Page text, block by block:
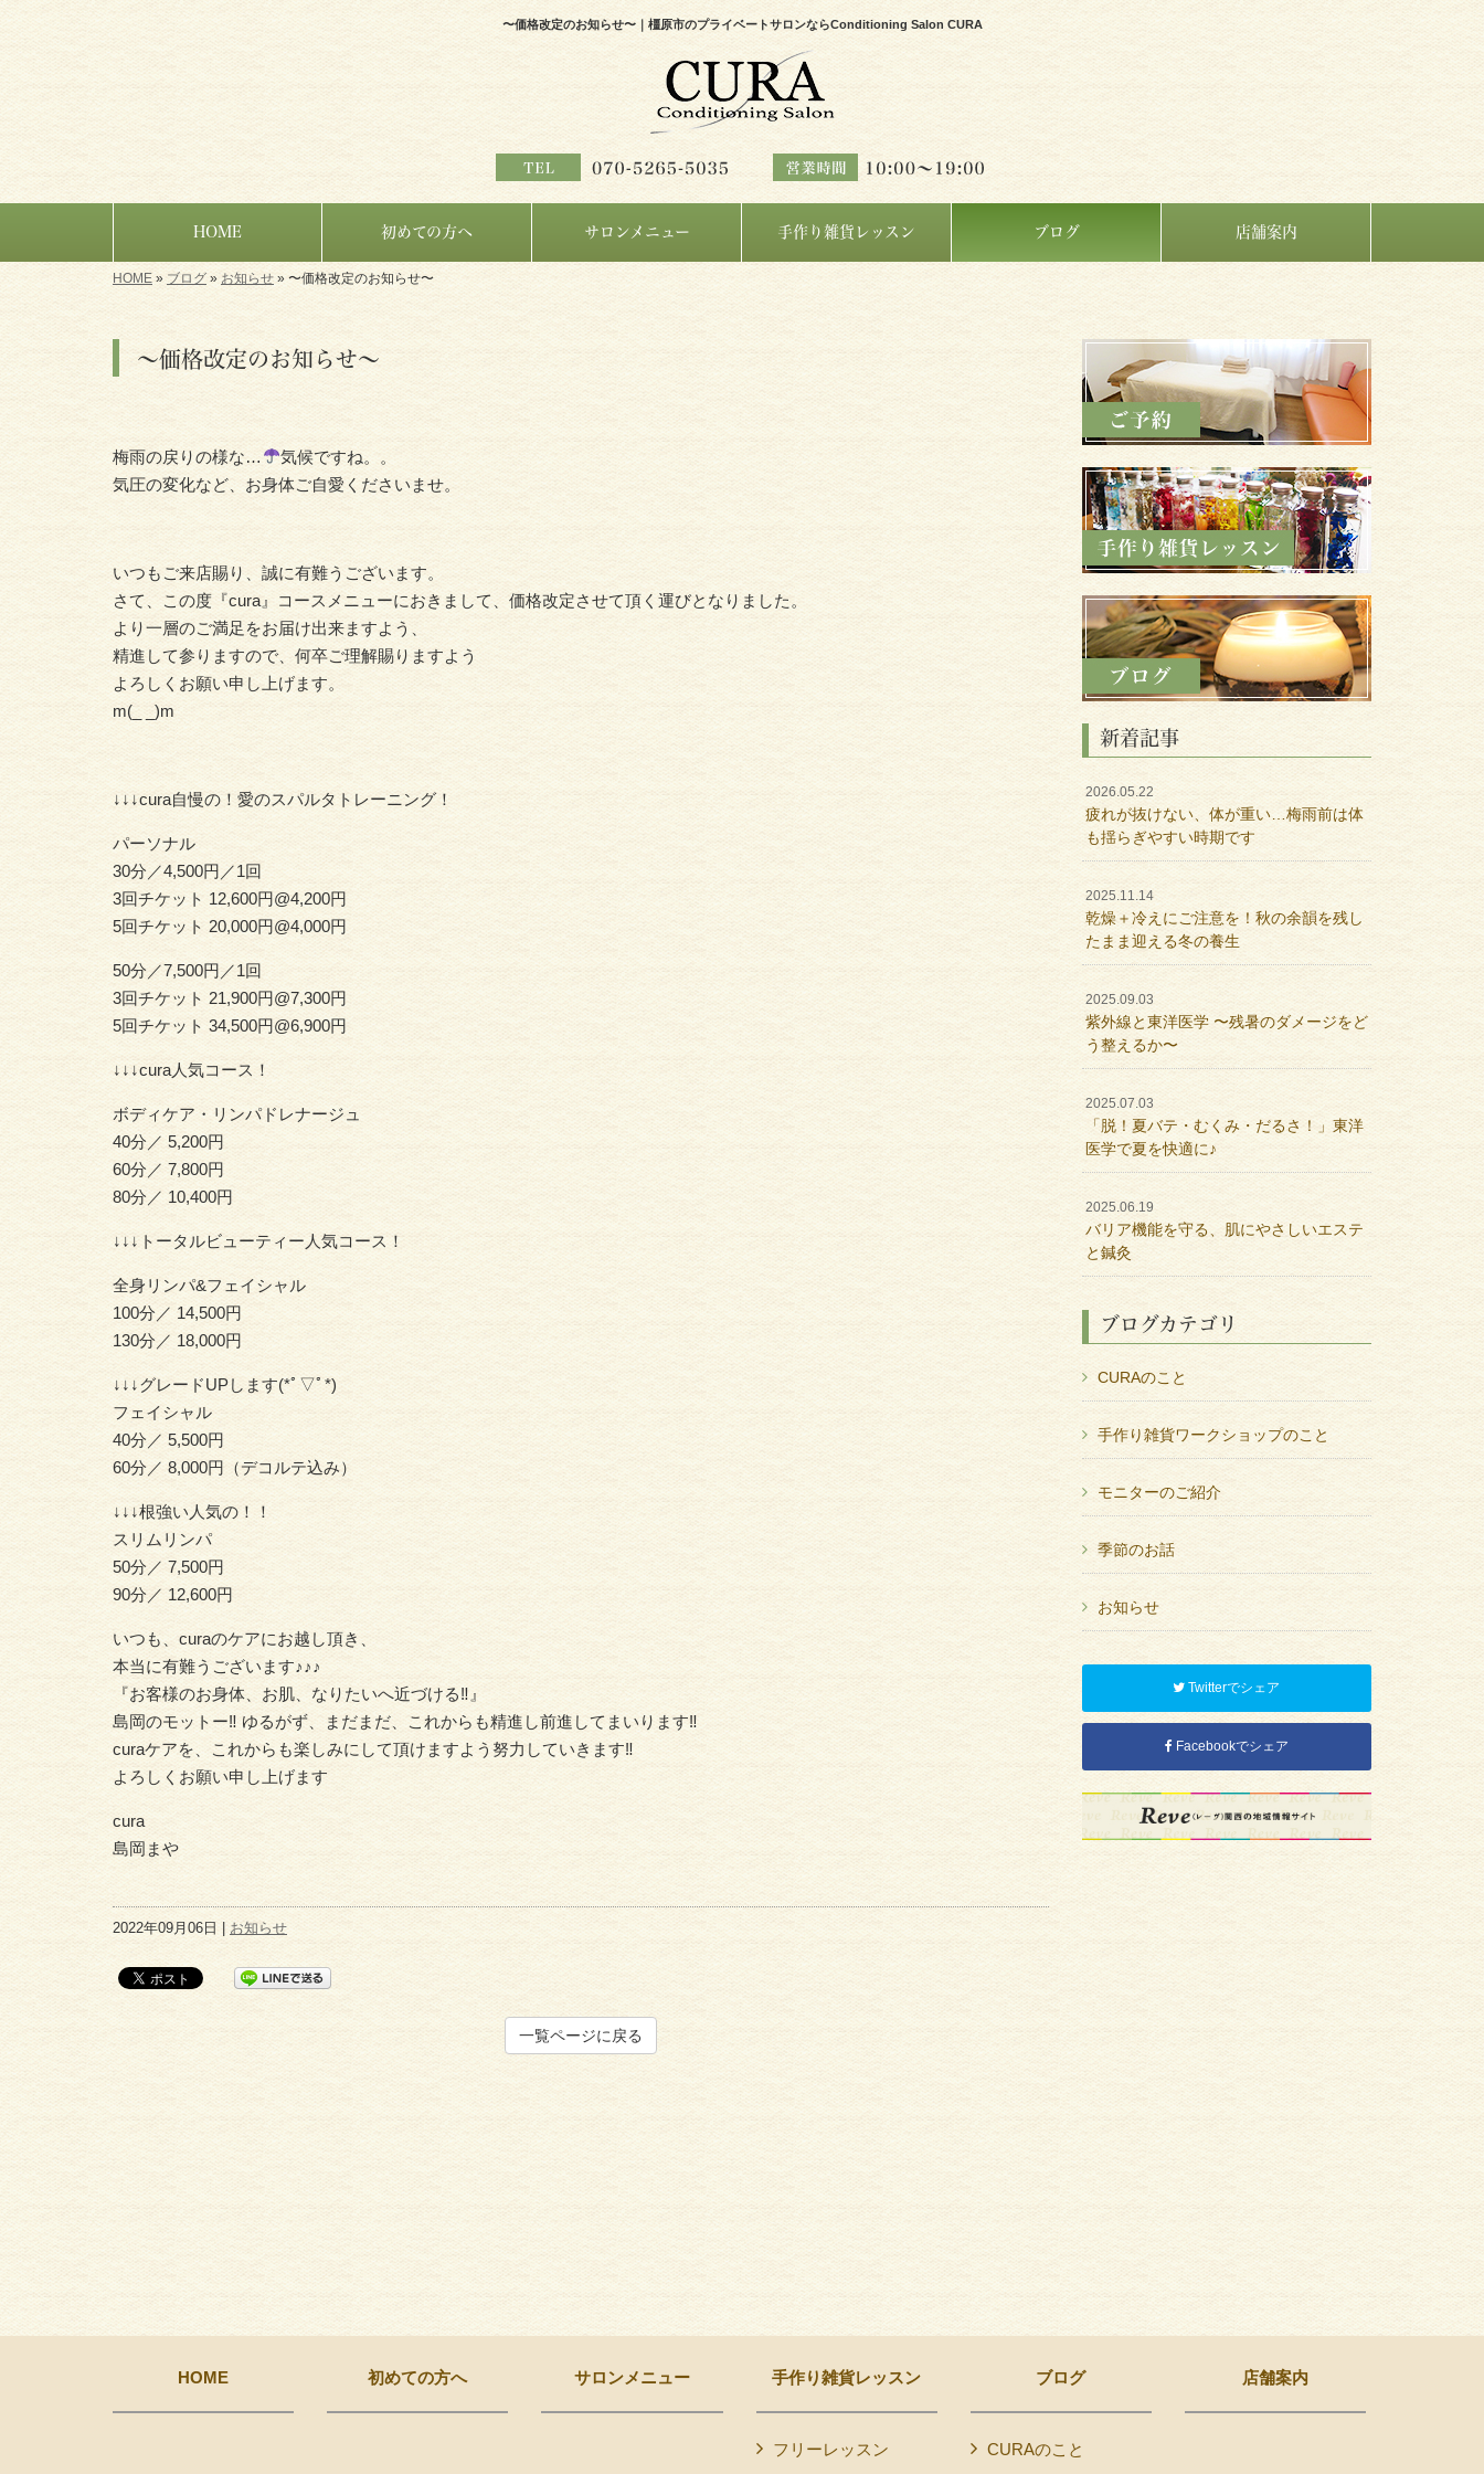
〜価格改定のお知らせ〜｜橿原市のプライベートサロンならConditioning Salon CURA
HOME 初めての方へ サロンメニュー 手作り雑貨レッスン ブログ 店舗案内
HOME » ブログ » お知らせ » 〜価格改定のお知らせ〜
〜価格改定のお知らせ〜
梅雨の戻りの様な…
気候ですね。。
気圧の変化など、お身体ご自愛くださいませ。
いつもご来店賜り、誠に有難うございます。
さて、この度『cura』コースメニューにおきまして、価格改定させて頂く運びとなりました。
より一層のご満足をお届け出来ますよう、
精進して参りますので、何卒ご理解賜りますよう
よろしくお願い申し上げます。
m(_ _)m
↓↓↓cura自慢の！愛のスパルタトレーニング！
パーソナル
30分／4,500円／1回
3回チケット 12,600円@4,200円
5回チケット 20,000円@4,000円
50分／7,500円／1回
3回チケット 21,900円@7,300円
5回チケット 34,500円@6,900円
↓↓↓cura人気コース！
ボディケア・リンパドレナージュ
40分／ 5,200円
60分／ 7,800円
80分／ 10,400円
↓↓↓トータルビューティー人気コース！
全身リンパ&フェイシャル
100分／ 14,500円
130分／ 18,000円
↓↓↓グレードUPします(*ﾟ▽ﾟ*)
フェイシャル
40分／ 5,500円
60分／ 8,000円（デコルテ込み）
↓↓↓根強い人気の！！
スリムリンパ
50分／ 7,500円
90分／ 12,600円
いつも、curaのケアにお越し頂き、
本当に有難うございます♪♪♪
『お客様のお身体、お肌、なりたいへ近づける‼︎』
島岡のモットー‼︎ ゆるがず、まだまだ、これからも精進し前進してまいります‼︎
curaケアを、これからも楽しみにして頂けますよう努力していきます‼︎
よろしくお願い申し上げます
cura
島岡まや
2022年09月06日 | お知らせ
一覧ページに戻る
新着記事
2026.05.22
疲れが抜けない、体が重い…梅雨前は体
も揺らぎやすい時期です
2025.11.14
乾燥＋冷えにご注意を！秋の余韻を残し
たまま迎える冬の養生
2025.09.03
紫外線と東洋医学 〜残暑のダメージをど
う整えるか〜
2025.07.03
「脱！夏バテ・むくみ・だるさ！」東洋
医学で夏を快適に♪
2025.06.19
バリア機能を守る、肌にやさしいエステ
と鍼灸
ブログカテゴリ
CURAのこと
手作り雑貨ワークショップのこと
モニターのご紹介
季節のお話
お知らせ
Twitterでシェア
Facebookでシェア
HOME 初めての方へ サロンメニュー 手作り雑貨レッスン
フリーレッスン
ブログ
CURAのこと
店舗案内